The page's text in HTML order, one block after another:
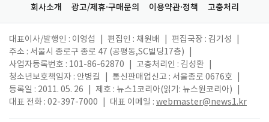
회사소개 광고/제휴·구매문의 이용약관·정책 고충처리
대표이사/발행인 : 이영섭 편집인 : 채원배 편집국장 : 김기성
주소 : 서울시 종로구 종로 47 (공평동,SC빌딩17층)
사업자등록번호 : 101-86-62870
고충처리인 : 김성환
청소년보호책임자 : 안병길
통신판매업신고 : 서울종로 0676호
등록일 : 2011. 05. 26
제호 : 뉴스1코리아(읽기: 뉴스원코리아)
대표 전화 : 02-397-7000
대표 이메일 : webmaster@news1.kr